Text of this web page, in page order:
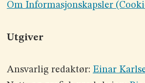
Om Informasjonskapsler
Utgiver
Ansvarlig redaktør: Einar